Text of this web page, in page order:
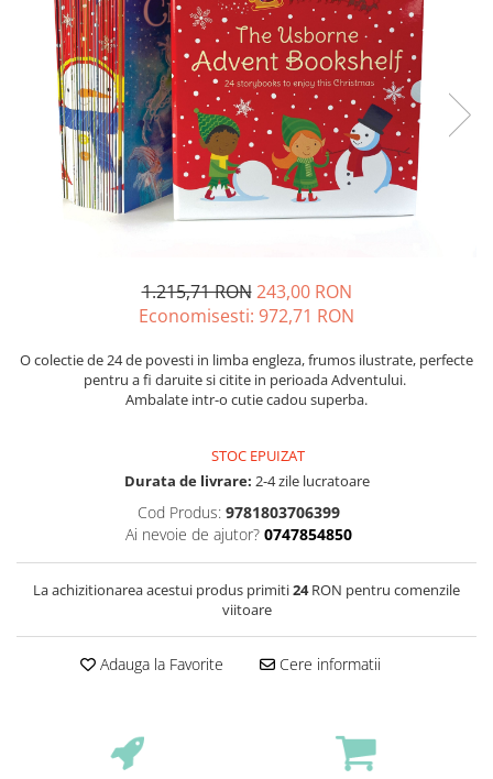
Biblia pentru copii
Carti cu magneti
Carti fold-out
Carti slot-together
Dictionare
Enciclopedii
Ghid ingrijire animale
Cuvinte incrucisate
Retete de prajituri (baking books)
Istorie
Mijloace de transport
Numere, litere, forme, culori
Pasari
Poppy si Sam
Supereroi
Vietuitoare marine, mari, oceane
1.215,71 RON 243,00 RON
Economisesti: 972,71 RON
O colectie de 24 de povesti in limba engleza, frumos ilustrate, perfecte
pentru a fi daruite si citite in perioada Adventului.
Ambalate intr-o cutie cadou superba.
STOC EPUIZAT
Durata de livrare: 2-4 zile lucratoare
Cod Produs: 9781803706399
Ai nevoie de ajutor? 0747854850
La achizitionarea acestui produs primiti24RON pentru comenzile
viitoare
Adauga la Favorite Cere informatii